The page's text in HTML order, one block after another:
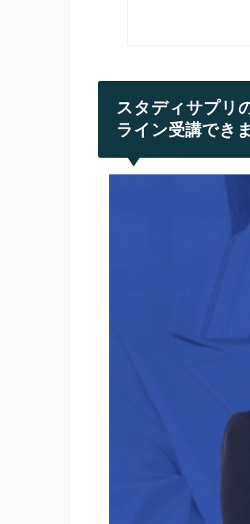
スタディサプリ
ライン受講でき